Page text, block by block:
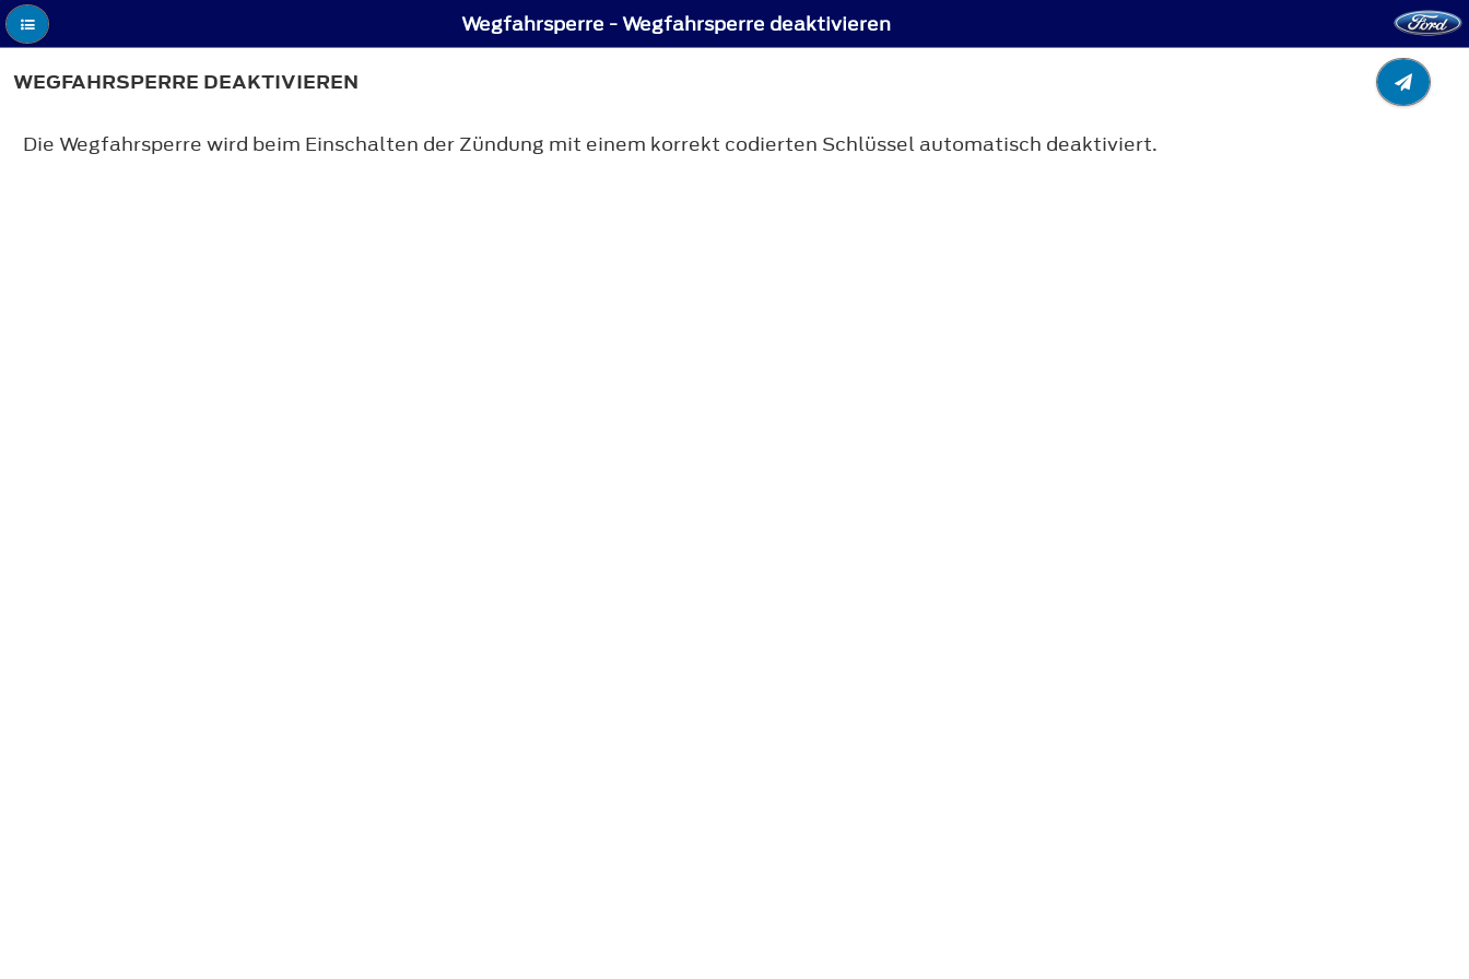
Wegfahrsperre - Wegfahrsperre deaktivieren
WEGFAHRSPERRE DEAKTIVIEREN
Die Wegfahrsperre wird beim Einschalten der Zündung mit einem korrekt codierten Schlüssel automatisch deaktiviert.